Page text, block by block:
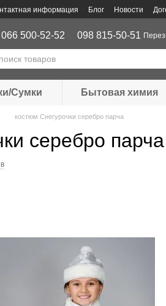
информация Блог Новости
066 500-52-52 098 815-50-51
Сумки Бытовая химия
костюм Снегурочки серебро парча
серебро парча